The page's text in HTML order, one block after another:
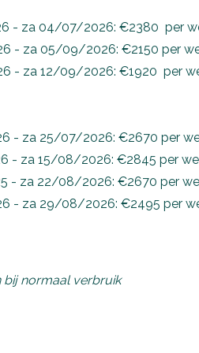
- za 04/07/2026: €2380 per
- za 05/09/2026: €2150 per
- za 12/09/2026: €1920 per
- za 25/07/2026: €2670 per
- za 15/08/2026: €2845 per
- za 22/08/2026: €2670 per
- za 29/08/2026: €2495 per
bij normaal verbruik